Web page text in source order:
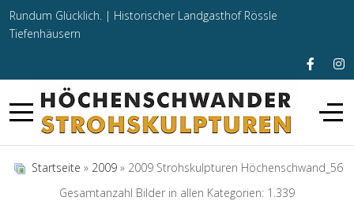
Rundum Glücklich. | Historischer Landgasthof Rössle
Tiefenhäusern
Startseite » 2009 » 2009 Strohskulpturen Höchenschwand_56
Gesamtanzahl Bilder in allen Kategorien: 1.339